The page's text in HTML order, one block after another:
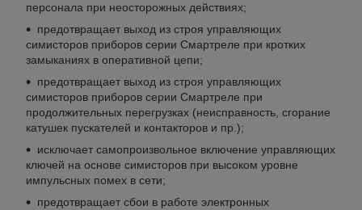
персонала при неосторожных действиях;
предотвращает выход из строя управляющих
симисторов приборов серии Смартреле при кротких
замыканиях в оперативной цепи;
предотвращает выход из строя управляющих
симисторов приборов серии Смартреле при
продолжительных перегрузках (неисправность, сгорание
катушек пускателей и контакторов и пр.);
исключает самопроизвольное включение управляющих
ключей на основе симисторов при высоком уровне
импульсных помех в сети;
предотвращает сбои в работе электронных